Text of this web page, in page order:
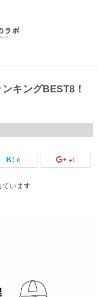
キングBEST8！
0 +1
ています